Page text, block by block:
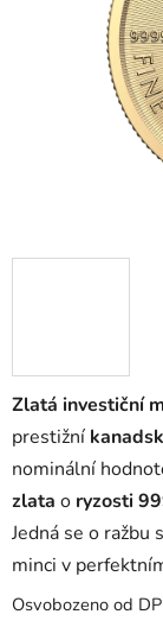
Zlatá investiční
prestižní
nominální
zlata o ryzosti
Jedná se o ražbu
minci v
Osvobozeno od